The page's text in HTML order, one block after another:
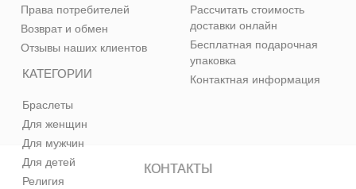
КАТЕГОРИИ
Браслеты
Для женщин
Для мужчин
Для детей
Религия
Права потребителей
Возврат и обмен
Отзывы наших клиентов
Рассчитать стоимость
доставки онлайн
Бесплатная подарочная
упаковка
Контактная информация
КОНТАКТЫ